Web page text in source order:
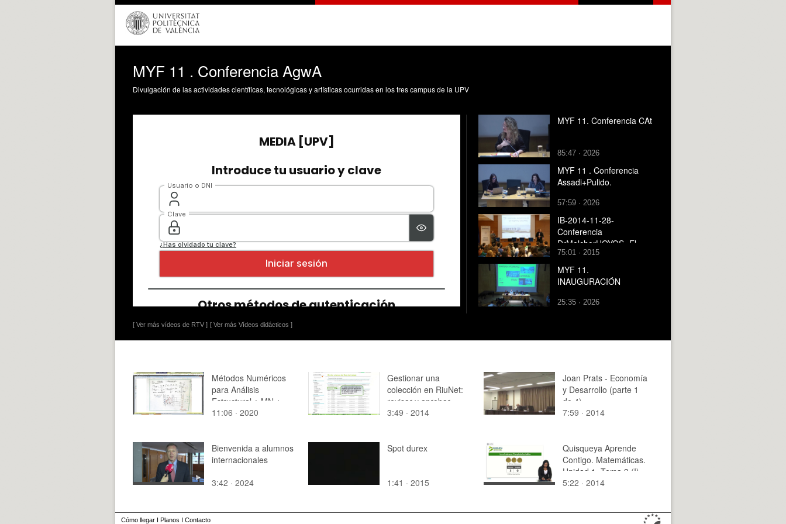
MYF 11 . Conferencia AgwA
Divulgación de las actividades científicas, tecnológicas y artísticas ocurridas en los tres campus de la UPV
[ Ver más vídeos de RTV ] [ Ver más Vídeos didácticos ]
MYF 11. Conferencia CAt
85:47 · 2026
MYF 11 . Conferencia
Assadi+Pulido.
57:59 · 2026
IB-2014-11-28-
Conferencia
DrMelchorHOYOS- El
papel del ingeniero en
gestión hospitalaria
75:01 · 2015
MYF 11.
INAUGURACIÓN
25:35 · 2026
Métodos Numéricos
para Análisis
Estructural ¿ MN ¿
2020 ¿ Clase 13 ¿
11:06 · 2020
Gestionar una
colección en RiuNet:
revisar y aprobar
3:49 · 2014
Joan Prats - Economía
y Desarrollo (parte 1
de 4)
7:59 · 2014
Bienvenida a alumnos
internacionales
3:42 · 2024
Spot durex
1:41 · 2015
Quisqueya Aprende
Contigo. Matemáticas.
Unidad 1. Tema 3 (I)
5:22 · 2014
Cómo llegar I Planos I Contacto